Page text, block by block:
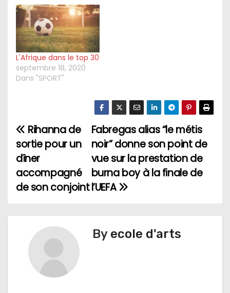
L'Afrique dans le top 30
septembre 18, 2020
Dans "SPORT"
N
a
v
g
Fabregas alias “le métis
noir” donne son point de
vue sur la prestation de
burna boy à la finale de
l’UEFA
Rihanna de
sortie pour un
dîner
accompagné
de son conjoint
By ecole d'arts